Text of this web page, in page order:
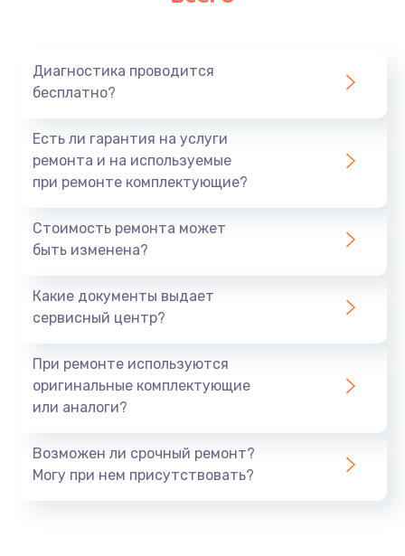
Диагностика проводится
бесплатно?
Есть ли гарантия на услуги
ремонта и на используемые
при ремонте комплектующие?
Стоимость ремонта может
быть изменена?
Какие документы выдает
сервисный центр?
При ремонте используются
оригинальные комплектующие
или аналоги?
Возможен ли срочный ремонт?
Могу при нем присутствовать?